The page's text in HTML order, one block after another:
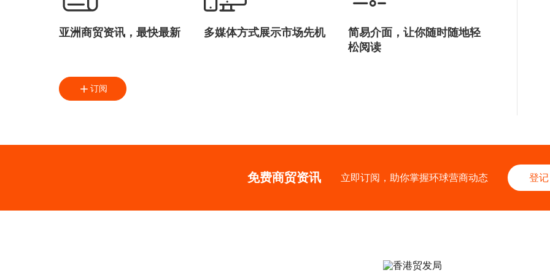
亚洲商贸资讯，最快最新 多媒体方式展示市场先机
简易介面，让你随时随地轻
松阅读
订阅
免费商贸资讯 立即订阅，助你掌握环球营商动态 登记